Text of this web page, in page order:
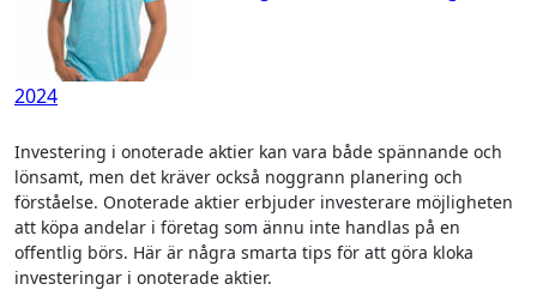
2024
Investering i onoterade aktier kan vara både spännande och
lönsamt, men det kräver också noggrann planering och
förståelse. Onoterade aktier erbjuder investerare möjligheten
att köpa andelar i företag som ännu inte handlas på en
offentlig börs. Här är några smarta tips för att göra kloka
investeringar i onoterade aktier.